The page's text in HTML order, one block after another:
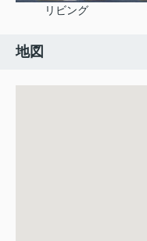
リビング
地図